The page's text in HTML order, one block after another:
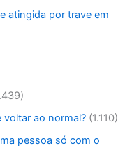
atingida por trave em
voltar ao normal? (1.110)
pessoa só com o